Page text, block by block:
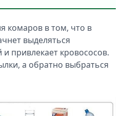
комаров в том, что в
выделяться
и привлекает кровососов.
а обратно выбраться